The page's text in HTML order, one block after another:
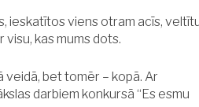
ieskatītos viens otram acīs,
kas mums dots.
veidā, bet tomēr – kopā. Ar
darbiem konkursā “Es esmu